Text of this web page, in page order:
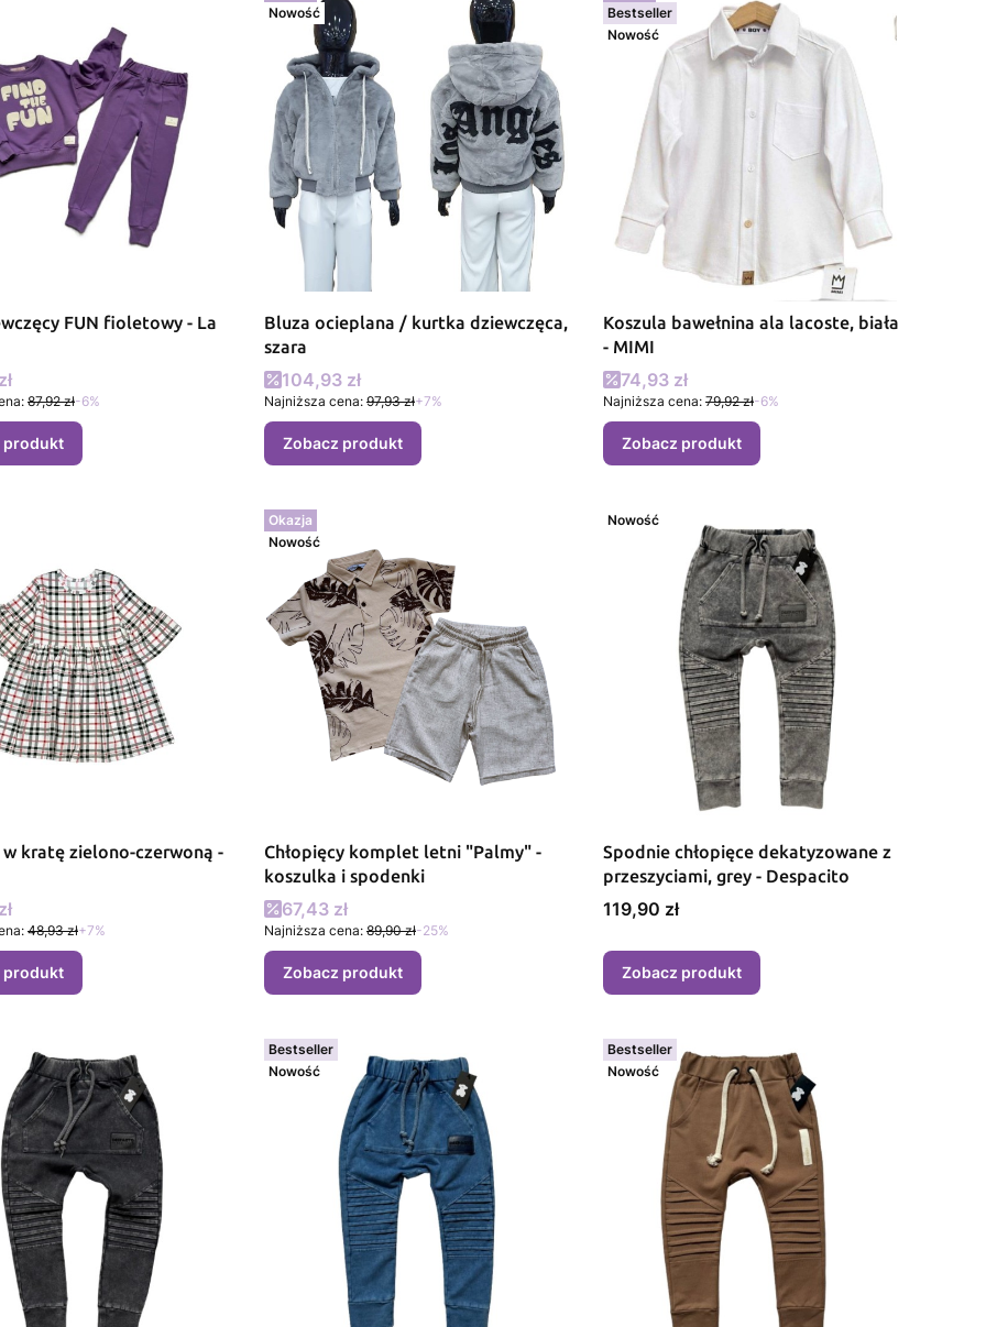
fioletowy - La
87,92 zł-6%
produkt
Nowość
Bluza ocieplana / kurtka dziewczęca,
szara
Cena promocyjna
104,93 zł
Najniższa cena: 97,93 zł+7%
Zobacz produkt
Bestseller
Nowość
Koszula bawełnina ala lacoste, biała
- MIMI
Cena promocyjna
74,93 zł
Najniższa cena: 79,92 zł-6%
Zobacz produkt
w kratę zielono-czerwoną -
48,93 zł+7%
produkt
Okazja
Nowość
Chłopięcy komplet letni "Palmy" -
koszulka i spodenki
Cena promocyjna
67,43 zł
Najniższa cena: 89,90 zł-25%
Zobacz produkt
Nowość
Spodnie chłopięce dekatyzowane z
przeszyciami, grey - Despacito
Cena
119,90 zł
Zobacz produkt
Bestseller
Nowość
Bestseller
Nowość